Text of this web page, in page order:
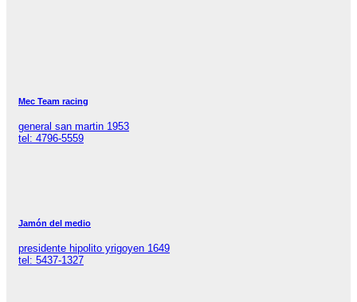
Mec Team racing
general san martin 1953
tel: 4796-5559
Jamón del medio
presidente hipolito yrigoyen 1649
tel: 5437-1327